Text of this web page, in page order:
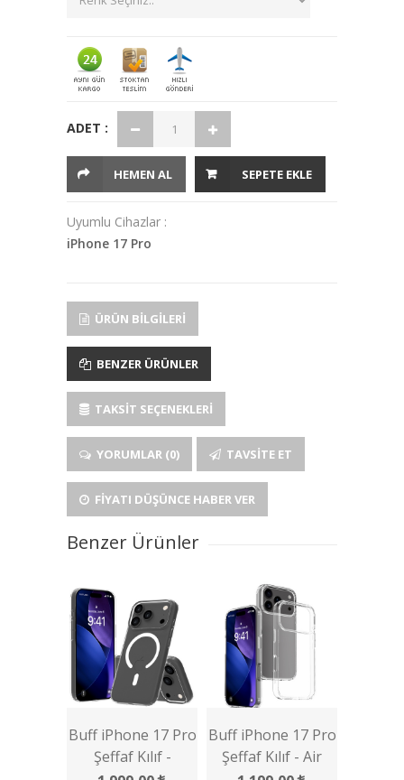
ADET :
HEMEN AL SEPETE EKLE
Uyumlu Cihazlar :
iPhone 17 Pro
ÜRÜN BILGILERI
BENZER ÜRÜNLER
TAKSIT SEÇENEKLERI
YORUMLAR (0) TAVSITE ET
FIYATI DÜŞÜNCE HABER VER
Benzer Ürünler
Buff iPhone 17 Pro
Şeffaf Kılıf -
Buff iPhone 17 Pro
Şeffaf Kılıf - Air